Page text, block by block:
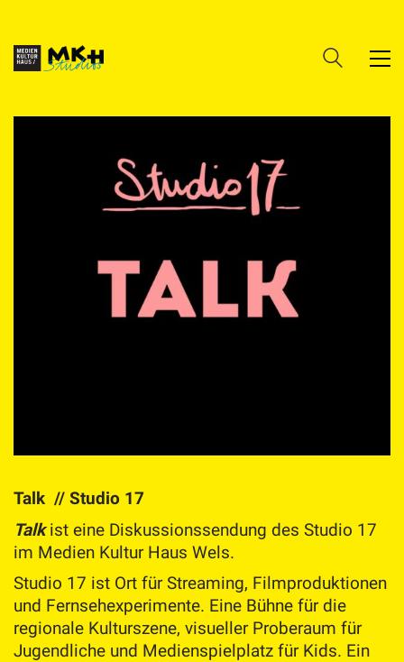
Talk // Studio 17
Talkist eine Diskussionssendung des Studio 17
im Medien Kultur Haus Wels.
Studio 17 ist Ort für Streaming, Filmproduktionen
und Fernsehexperimente. Eine Bühne für die
regionale Kulturszene, visueller Proberaum für
Jugendliche und Medienspielplatz für Kids. Ein